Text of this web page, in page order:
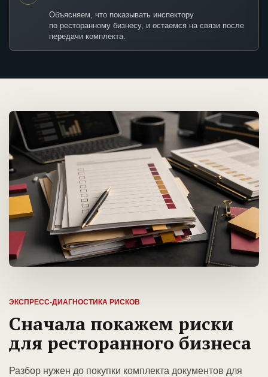
Объясняем, что показывать инспектору
по ресторанному бизнесу, и остаемся на связи после
передачи комплекта.
ЭКСПРЕСС-ДИАГНОСТИКА РИСКОВ
Сначала покажем риски
для ресторанного бизнеса
Разбор нужен до покупки комплекта документов для